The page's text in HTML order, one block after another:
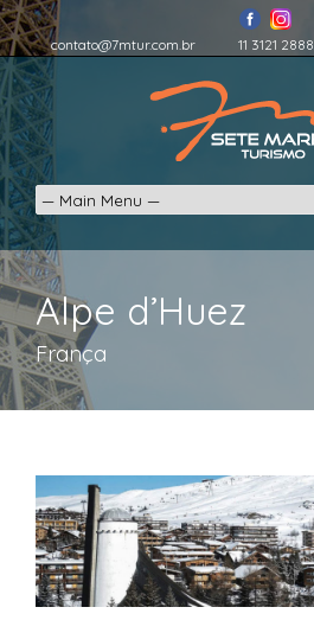
contato@7mtur.com.br 11 3121 2888
Alpe d’Huez
França